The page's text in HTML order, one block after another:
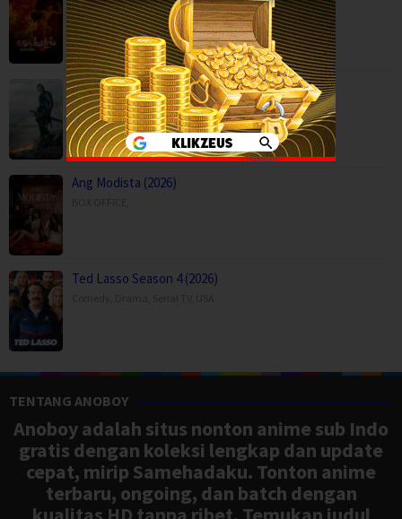
Crime,Movies,Thriller,
Son of Revenge – The Story of Kalevala (…
Action,Drama,Movies,Finland
Ang Modista (2026)
Ted Lasso Season 4 (2026)
TENTANG ANOBOY
Anoboy adalah situs nonton anime sub Indo
gratis dengan koleksi lengkap dan update
cepat, mirip Samehadaku. Tonton anime
terbaru, ongoing, dan batch dengan